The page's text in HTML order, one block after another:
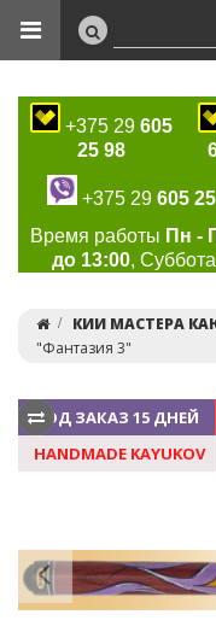
+375 29 605
25 98
+375 29 605
Время работы Пн -
до 13:00,
КИИ МАСТЕРА
"Фантазия 3"
ПОД ЗАКАЗ 15 ДНЕЙ
HANDMADE KAYUKOV